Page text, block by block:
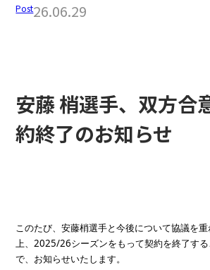
Post26.06.29
安藤 梢選手、双方合
約終了のお知らせ
このたび、安藤梢選手と今後について協議を
上、2025/26シーズンをもって契約を終了す
で、お知らせいたします。